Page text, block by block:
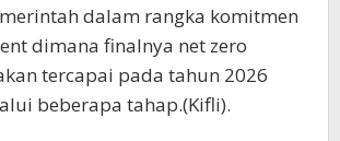
dalam rangka komitmen
dimana finalnya net zero
tercapai pada tahun 2026
beberapa tahap.(Kifli).